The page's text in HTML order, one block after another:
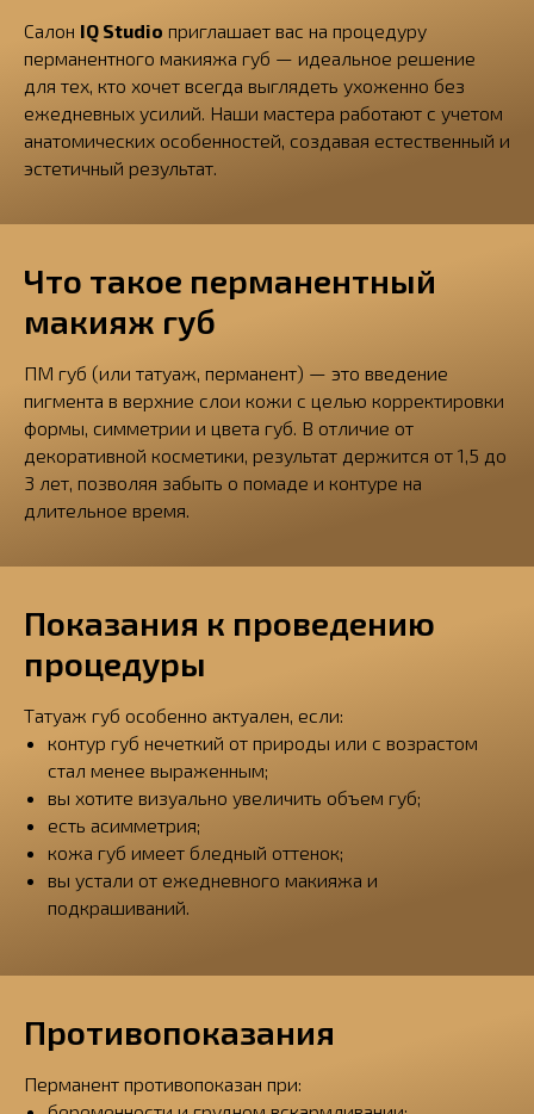
Салон IQ Studio приглашает вас на процедуру
перманентного макияжа губ — идеальное решение
для тех, кто хочет всегда выглядеть ухоженно без
ежедневных усилий. Наши мастера работают с учетом
анатомических особенностей, создавая естественный и
эстетичный результат.
Что такое перманентный
макияж губ
ПМ губ (или татуаж, перманент) — это введение
пигмента в верхние слои кожи с целью корректировки
формы, симметрии и цвета губ. В отличие от
декоративной косметики, результат держится от 1,5 до
3 лет, позволяя забыть о помаде и контуре на
длительное время.
Показания к проведению
процедуры
Татуаж губ особенно актуален, если:
контур губ нечеткий от природы или с возрастом
стал менее выраженным;
вы хотите визуально увеличить объем губ;
есть асимметрия;
кожа губ имеет бледный оттенок;
вы устали от ежедневного макияжа и
подкрашиваний.
Противопоказания
Перманент противопоказан при: